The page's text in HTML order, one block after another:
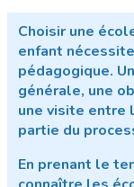
Choisir une
enfant
pédagogique.
générale, une
une visite entre
partie du
En prenant le